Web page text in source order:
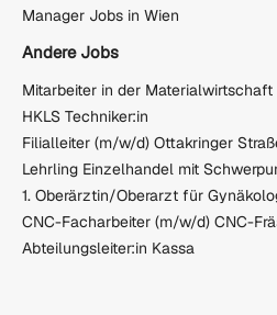
Manager Jobs in Wien
Andere Jobs
Mitarbeiter in der Materialwirtschaft
HKLS Techniker:in
Filialleiter (m/w/d) Ottakringer
Abteilungsleiter:in Kassa